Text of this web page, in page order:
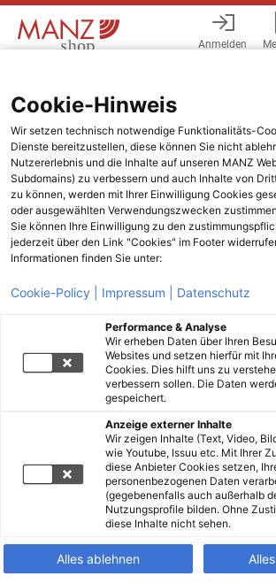
Anmelden
Cookie-Hinweis
Wir setzen technisch notwendige Funktionalitäts-
Dienste bereitzustellen, diese können Sie nicht
Nutzererlebnis und die Inhalte auf unseren MANZ
Subdomains) zu verbessern und auch Inhalte von
zu können, werden mit Ihrer Einwilligung Cookies
oder ausgewählten Verwendungszwecken
Sie können Ihre Einwilligung zu den
jederzeit über den Link "Cookies" im Footer
Informationen finden Sie unter:
Cookie-Policy | Impressum | Datenschutz
Performance & Analyse
Wir erheben Daten über Ihren
Websites und setzen hierfür mit
Cookies. Dies hilft uns zu
verbessern sollen. Die Daten
gespeichert.
Anzeige externer Inhalte
Wir zeigen Inhalte (Text, Video,
wie Youtube, Issuu etc. Mit Ihrer
diese Anbieter Cookies setzen,
personenbezogenen Daten
(gegebenenfalls auch außerhalb
Nutzungsprofile bilden. Ohne
diese Inhalte nicht sehen.
Alles ablehnen